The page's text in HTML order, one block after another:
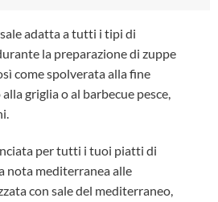
adatta a tutti i tipi di
la preparazione di zuppe
come spolverata alla fine
griglia o al barbecue pesce,
per tutti i tuoi piatti di
nota mediterranea alle
con sale del mediterraneo,